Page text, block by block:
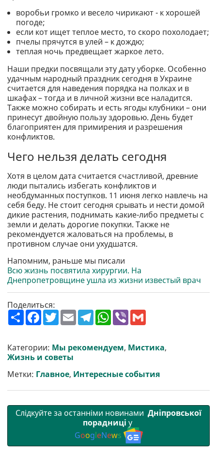
воробьи громко и весело чирикают - к хорошей
погоде;
если кот ищет теплое место, то скоро похолодает;
пчелы прячутся в улей – к дождю;
теплая ночь предвещает жаркое лето.
Наши предки посвящали эту дату уборке. Особенно
удачным народный праздник сегодня в Украине
считается для наведения порядка на полках и в
шкафах – тогда и в личной жизни все наладится.
Также можно собирать и есть ягоды клубники – они
принесут двойную пользу здоровью. День будет
благоприятен для примирения и разрешения
конфликтов.
Чего нельзя делать сегодня
Хотя в целом дата считается счастливой, древние
люди пытались избегать конфликтов и
необдуманных поступков. 11 июня легко навлечь на
себя беду. Не стоит сегодня срывать и нести домой
дикие растения, поднимать какие-либо предметы с
земли и делать дорогие покупки. Также не
рекомендуется жаловаться на проблемы, в
противном случае они ухудшатся.
Напомним, раньше мы писали
Всю жизнь посвятила хирургии. На
Днепропетровщине ушла из жизни известый врач
Поделиться:
П
о
р
и
т
F
a
b
o
o
T
w
t
e
r
E
m
l
T
e
g
r
W
h
s
A
V
r l
Категории: Мы рекомендуем, Мистика,
Жизнь и советы
Метки: Главное, Интересные события
Слідкуйте за останніми новинами Дніпровської
порадниці у
GoogleNews